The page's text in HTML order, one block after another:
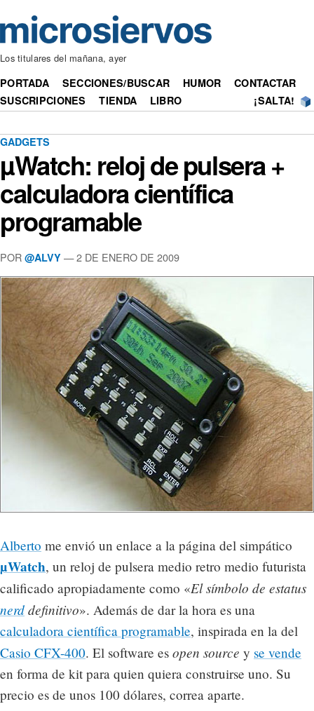
Los titulares del mañana, ayer
PORTADA SECCIONES/BUSCAR HUMOR
CONTACTAR
SUSCRIPCIONES
TIENDA LIBRO ¡SALTA!
GADGETS
µWatch: reloj de pulsera +
calculadora científica
programable
POR @ALVY — 2 DE ENERO DE 2009
Alberto me envió un enlace a la página del simpático
µWatch, un reloj de pulsera medio retro medio futurista
calificado apropiadamente como «El símbolo de estatus
nerddefinitivo». Además de dar la hora es una
calculadora científica programable, inspirada en la del
Casio CFX-400. El software es open source y se vende
en forma de kit para quien quiera construirse uno. Su
precio es de unos 100 dólares, correa aparte.